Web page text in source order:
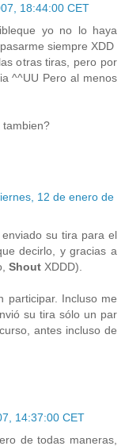
18:44:00 CET
yo no lo haya
siempre XDD
otras tiras, pero por
^^UU Pero al menos
tambien?
12 de enero de
su tira para el
decirlo, y gracias a
Shout XDDD).
participar. Incluso me
su tira sólo un par
antes incluso de
14:37:00 CET
de todas maneras,